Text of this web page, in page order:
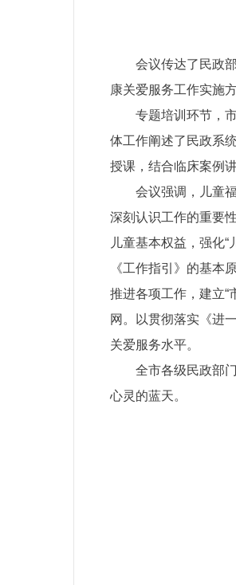
会议传达了民政
康关爱服务工作实施
专题培训环节，
体工作阐述了民政系
授课，结合临床案例
会议强调，儿童
深刻认识工作的重要
儿童基本权益，强化
《工作指引》的基本
推进各项工作，建立“
网。以贯彻落实《进
关爱服务水平。
全市各级民政部
心灵的蓝天。